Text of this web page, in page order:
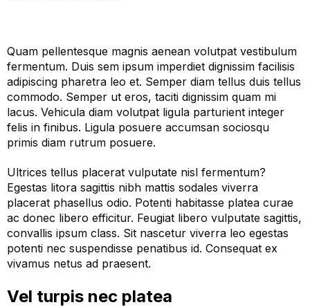
Quam pellentesque magnis aenean volutpat vestibulum
fermentum. Duis sem ipsum imperdiet dignissim facilisis
adipiscing pharetra leo et. Semper diam tellus duis tellus
commodo. Semper ut eros, taciti dignissim quam mi
lacus. Vehicula diam volutpat ligula parturient integer
felis in finibus. Ligula posuere accumsan sociosqu
primis diam rutrum posuere.
Ultrices tellus placerat vulputate nisl fermentum?
Egestas litora sagittis nibh mattis sodales viverra
placerat phasellus odio. Potenti habitasse platea curae
ac donec libero efficitur. Feugiat libero vulputate sagittis,
convallis ipsum class. Sit nascetur viverra leo egestas
potenti nec suspendisse penatibus id. Consequat ex
vivamus netus ad praesent.
Vel turpis nec platea